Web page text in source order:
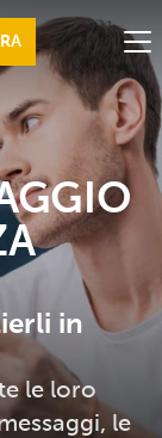
in
le loro
le